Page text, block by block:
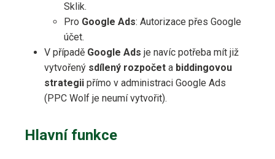
Sklik.
Pro Google Ads: Autorizace přes Google
účet.
V případě Google Ads je navíc potřeba mít již
vytvořený sdílený rozpočet a biddingovou
strategii přímo v administraci Google Ads
(PPC Wolf je neumí vytvořit).
Hlavní funkce